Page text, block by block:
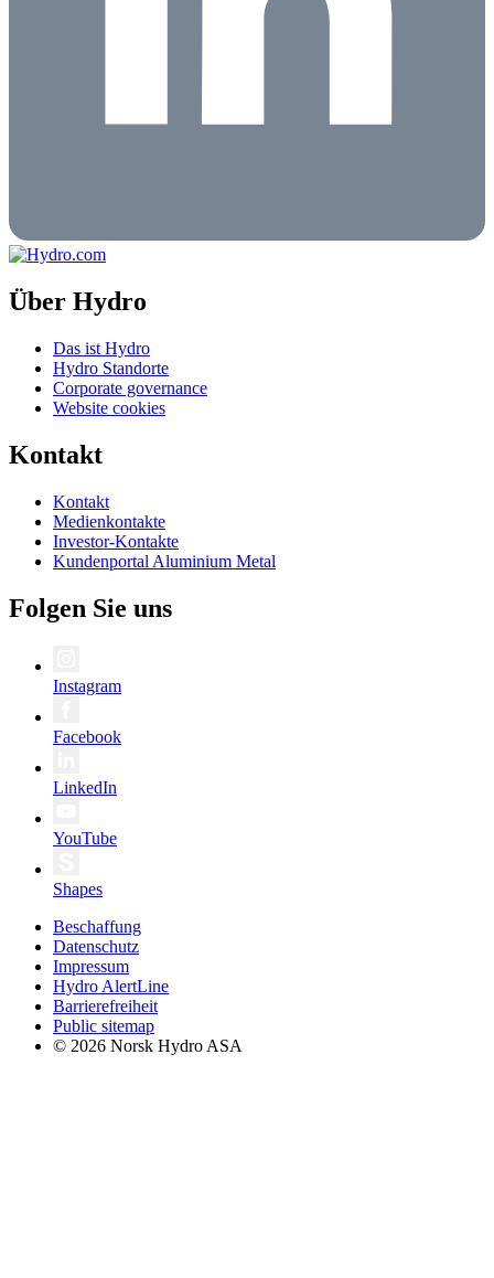
Über Hydro
Das ist Hydro
Hydro Standorte
Corporate governance
Website cookies
Kontakt
Kontakt
Medienkontakte
Investor-Kontakte
Kundenportal Aluminium Metal
Folgen Sie uns
Instagram
Facebook
LinkedIn
YouTube
Shapes
Beschaffung
Datenschutz
Impressum
Hydro AlertLine
Barrierefreiheit
Public sitemap
© 2026 Norsk Hydro ASA